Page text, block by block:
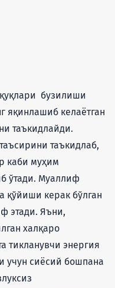
бузилиши
яқинлашиб келаётган
таъкидлайди.
таъкидлаб,
каби муҳим
ўтади. Муаллиф
қўйиши керак бўлган
этади. Яъни,
халқаро
тикланувчи энергия
учун сиёсий бошпана